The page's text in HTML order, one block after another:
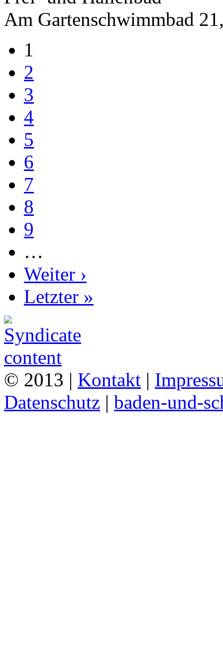
Am Gartenschwimmbad
1
2
3
4
5
6
7
8
9
…
Weiter ›
Letzter »
© 2013 | Kontakt |
Datenschutz | baden-und-